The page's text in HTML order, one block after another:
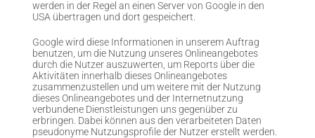
werden in der Regel an einen Server von Google in den
USA übertragen und dort gespeichert.
Google wird diese Informationen in unserem Auftrag
benutzen, um die Nutzung unseres Onlineangebotes
durch die Nutzer auszuwerten, um Reports über die
Aktivitäten innerhalb dieses Onlineangebotes
zusammenzustellen und um weitere mit der Nutzung
dieses Onlineangebotes und der Internetnutzung
verbundene Dienstleistungen uns gegenüber zu
erbringen. Dabei können aus den verarbeiteten Daten
pseudonyme Nutzungsprofile der Nutzer erstellt werden.